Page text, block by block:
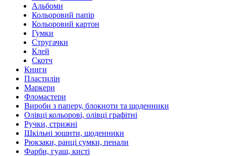
Альбоми
Кольоровий папір
Кольоровий картон
Гумки
Стругачки
Клей
Скотч
Книги
Пластилін
Маркери
Фломастери
Вироби з паперу, блокноти та щоденники
Олівці кольорові, олівці графітні
Ручки, стрижні
Шкільні зошити, щоденники
Рюкзаки, ранці сумки, пенали
Фарби, гуаш, кисті